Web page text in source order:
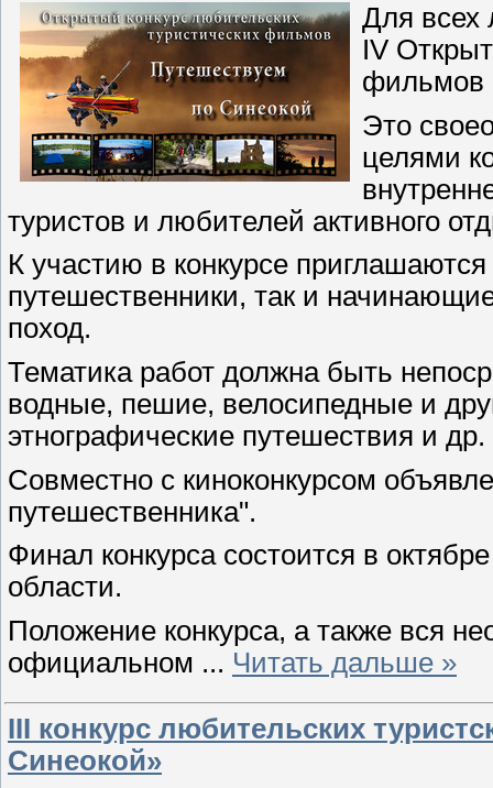
Для всех
IV
фильмов
Это
целями
туристов и любителей активного
К участию в конкурсе
путешественники, так и
поход.
Тематика работ должна быть
водные, пешие, велосипедные и
этнографические путешествия и др.
Совместно с киноконкурсом
путешественника".
Финал конкурса состоится в
области.
Положение конкурса, а также вся
официальном ... Читать дальше »
III конкурс любительских
Синеокой»